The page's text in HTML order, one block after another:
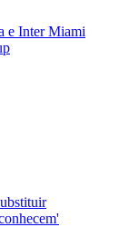
e Inter Miami